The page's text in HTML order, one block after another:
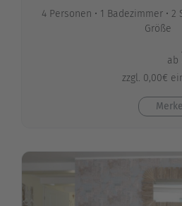
4 Personen 1 Badezimmer 2
Größe
ab
zzgl. 0,00€